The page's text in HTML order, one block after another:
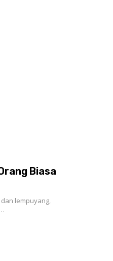
Biasa
lempuyang,